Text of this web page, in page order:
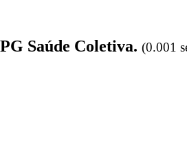
Saúde Coletiva. (0.001